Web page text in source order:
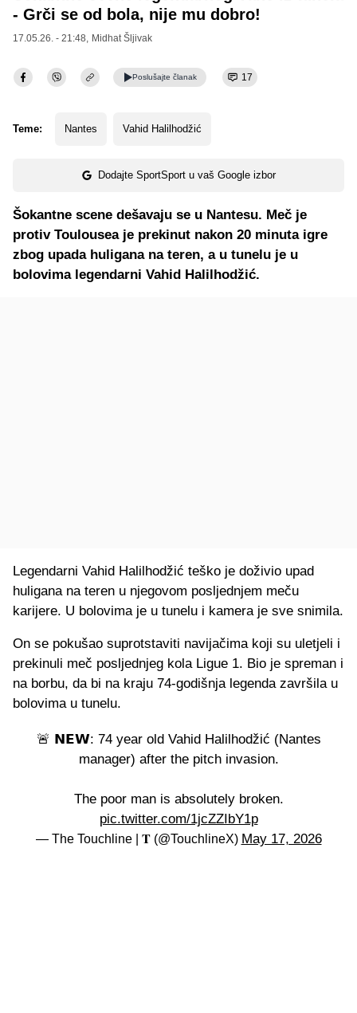
- Grči se od bola, nije mu dobro!
17.05.26. - 21:48, Midhat Šljivak
Poslušajte članak 17
Teme: Nantes Vahid Halilhodžić
Dodajte SportSport u vaš Google izbor
Šokantne scene dešavaju se u Nantesu. Meč je
protiv Toulousea je prekinut nakon 20 minuta igre
zbog upada huligana na teren, a u tunelu je u
bolovima legendarni Vahid Halilhodžić.
Legendarni Vahid Halilhodžić teško je doživio upad
huligana na teren u njegovom posljednjem meču
karijere. U bolovima je u tunelu i kamera je sve snimila.
On se pokušao suprotstaviti navijačima koji su uletjeli i
prekinuli meč posljednjeg kola Ligue 1. Bio je spreman i
na borbu, da bi na kraju 74-godišnja legenda završila u
bolovima u tunelu.
🚨 𝗡𝗘𝗪: 74 year old Vahid Halilhodžić (Nantes
manager) after the pitch invasion.
The poor man is absolutely broken.
pic.twitter.com/1jcZZIbY1p
— The Touchline | 𝐓 (@TouchlineX) May 17, 2026